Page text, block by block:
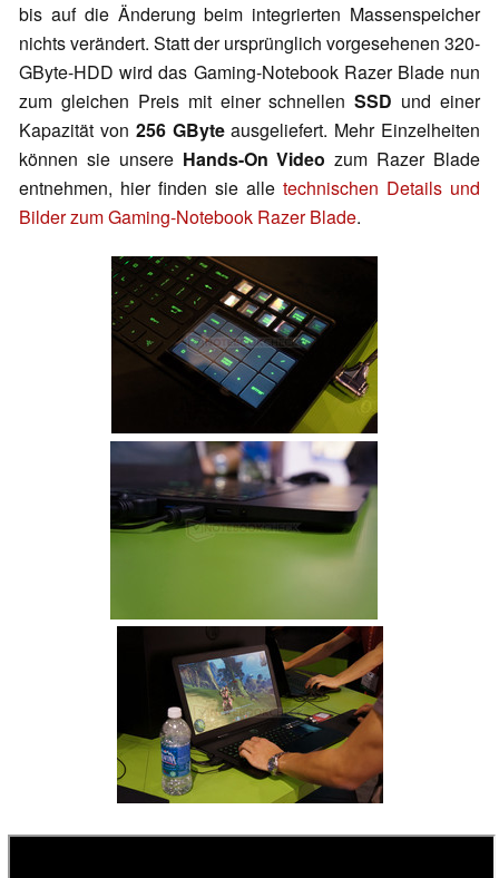
bis auf die Änderung beim integrierten Massenspeicher
nichts verändert. Statt der ursprünglich vorgesehenen 320-
GByte-HDD wird das Gaming-Notebook Razer Blade nun
zum gleichen Preis mit einer schnellenSSD und einer
Kapazität von 256 GByteausgeliefert. Mehr Einzelheiten
können sie unsere Hands-On Video zum Razer Blade
entnehmen, hier finden sie alle technischen Details und
Bilder zum Gaming-Notebook Razer Blade.